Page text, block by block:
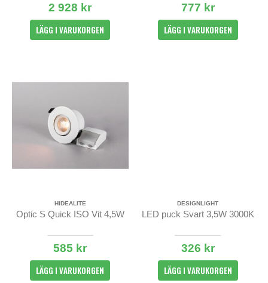
2 928 kr
LÄGG I VARUKORGEN
777 kr
LÄGG I VARUKORGEN
HIDEALITE
Optic S Quick ISO Vit 4,5W
585 kr
LÄGG I VARUKORGEN
DESIGNLIGHT
LED puck Svart 3,5W 3000K
326 kr
LÄGG I VARUKORGEN